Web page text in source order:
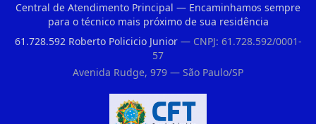
Central de Atendimento Principal — Encaminhamos sempre
para o técnico mais próximo de sua residência
61.728.592 Roberto Policicio Junior— CNPJ: 61.728.592/0001-
57
Avenida Rudge, 979 — São Paulo/SP